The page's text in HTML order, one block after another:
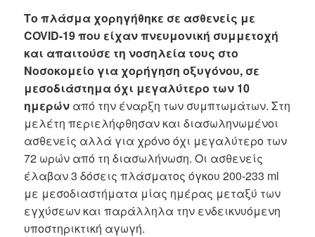
Το πλάσμα χορηγήθηκε σε ασθενείς με
COVID-19 που είχαν πνευμονική συμμετοχή
και απαιτούσε τη νοσηλεία τους στο
Νοσοκομείο για χορήγηση οξυγόνου, σε
μεσοδιάστημα όχι μεγαλύτερο των 10
ημερών από την έναρξη των συμπτωμάτων. Στη
μελέτη περιελήφθησαν και διασωληνωμένοι
ασθενείς αλλά για χρόνο όχι μεγαλύτερο των
72 ωρών από τη διασωλήνωση. Οι ασθενείς
έλαβαν 3 δόσεις πλάσματος όγκου 200-233 ml
με μεσοδιαστήματα μίας ημέρας μεταξύ των
εγχύσεων και παράλληλα την ενδεικνυόμενη
υποστηρικτική αγωγή.